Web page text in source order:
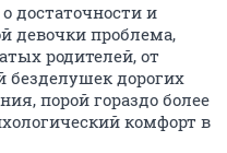
достаточности и
девочки проблема,
родителей, от
безделушек дорогих
порой гораздо более
комфорт в